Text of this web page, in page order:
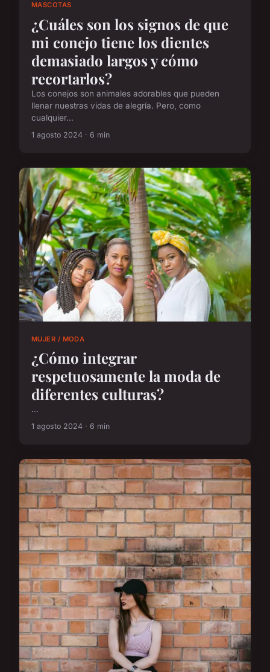
MASCOTAS
¿Cuáles son los signos de que
mi conejo tiene los dientes
demasiado largos y cómo
recortarlos?
Los conejos son animales adorables que pueden
llenar nuestras vidas de alegría. Pero, como
cualquier...
1 agosto 2024 · 6 min
MUJER / MODA
¿Cómo integrar
respetuosamente la moda de
diferentes culturas?
...
1 agosto 2024 · 6 min